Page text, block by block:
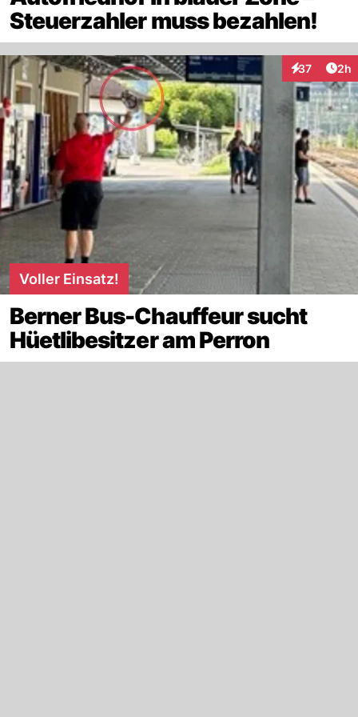
Steuerzahler muss bezahlen!
37
Interaktionen
2h
Voller Einsatz!
Berner Bus-Chauffeur sucht
Hüetlibesitzer am Perron